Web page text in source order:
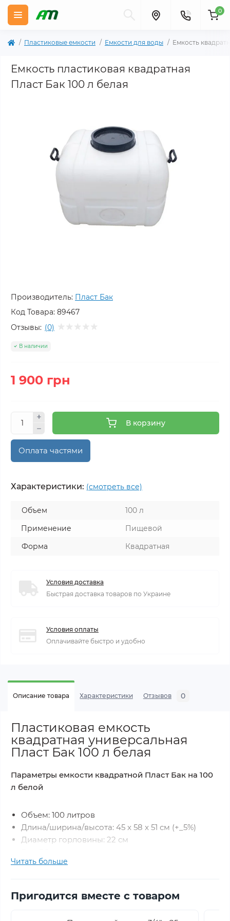
0
Пластиковые емкости Емкости для воды Емкость
Емкость пластиковая квадратная
Пласт Бак 100 л белая
Производитель: Пласт Бак
Код Товара: 89467
Отзывы: (0)
В наличии
1 900 грн
В корзину
Оплата частями
Характеристики: (смотреть все)
Объем
100 л
Применение
Пищевой
Форма
Квадратная
Условия доставка
Быстрая доставка товаров по Украине
Условия оплаты
Оплачивайте быстро и удобно
Описание товара Характеристики Отзывов 0
Пластиковая емкость
квадратная универсальная
Пласт Бак 100 л белая
Параметры емкости квадратной Пласт Бак на 100
л белой
Объем: 100 литров
Длина/ширина/высота: 45 x 58 x 51 см (+_5%)
Диаметр горловины: 22 см
Штуцер под слив: 3/4 дюйма
Тип: квадратная, ГК 100 ПБ
Читать больше
Пригодится вместе с товаром